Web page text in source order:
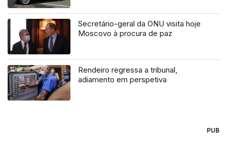
Secretário-geral da ONU visita hoje
Moscovo à procura de paz
Rendeiro regressa a tribunal,
adiamento em perspetiva
PUB